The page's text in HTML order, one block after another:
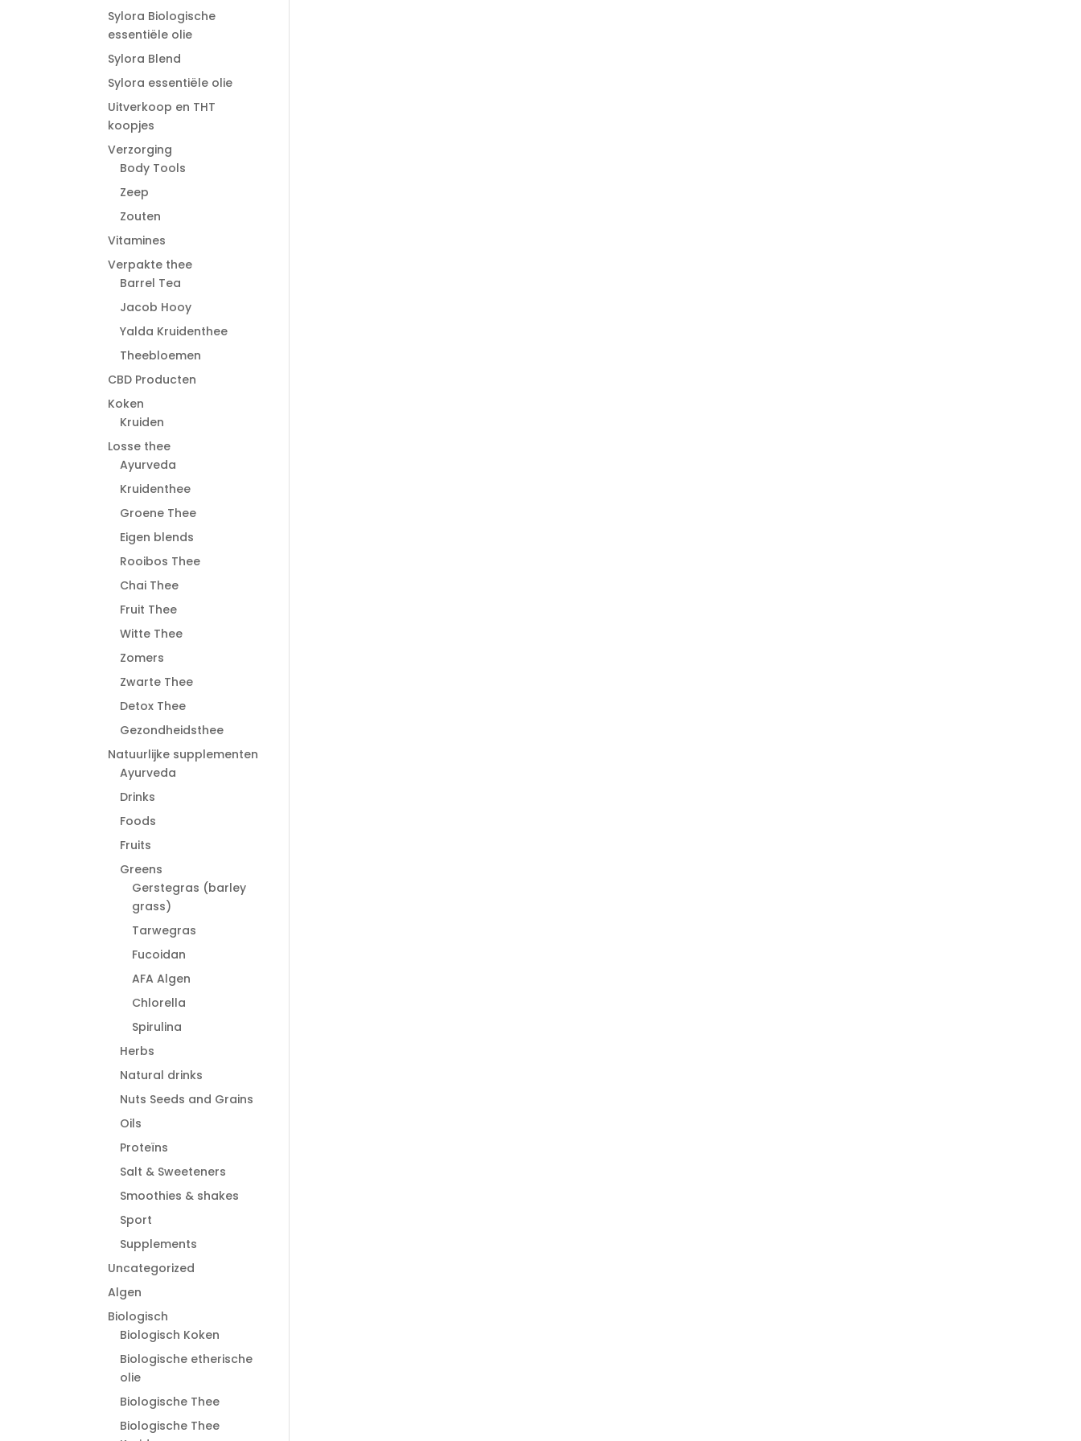
Sylora Biologische
essentiële olie
Sylora Blend
Sylora essentiële olie
Uitverkoop en THT
koopjes
Verzorging
Body Tools
Zeep
Zouten
Vitamines
Verpakte thee
Barrel Tea
Jacob Hooy
Yalda Kruidenthee
Theebloemen
CBD Producten
Koken
Kruiden
Losse thee
Ayurveda
Kruidenthee
Groene Thee
Eigen blends
Rooibos Thee
Chai Thee
Fruit Thee
Witte Thee
Zomers
Zwarte Thee
Detox Thee
Gezondheidsthee
Natuurlijke supplementen
Ayurveda
Drinks
Foods
Fruits
Greens
Gerstegras (barley
grass)
Tarwegras
Fucoidan
AFA Algen
Chlorella
Spirulina
Herbs
Natural drinks
Nuts Seeds and Grains
Oils
Proteïns
Salt & Sweeteners
Smoothies & shakes
Sport
Supplements
Uncategorized
Algen
Biologisch
Biologisch Koken
Biologische etherische
olie
Biologische Thee
Biologische Thee